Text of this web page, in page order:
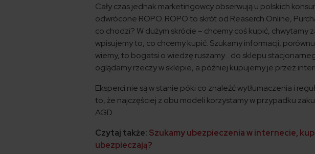
Cały czas jednak marketingowcy obserwują u polskich
odwrócone ROPO. ROPO to skrót od Reaserch Online,
co chodzi? W dużym skrócie – chcemy coś kupić,
wpisujemy to, co chcemy kupić. Szukamy informacji,
wiemy, to bogatsi o wiedzę ruszamy… do sklepu
oglądamy rzeczy w sklepie, a później kupujemy je przez
Eksperci nie są w stanie póki co znaleźć wytłumaczenia i
to, że najczęściej z obu modeli korzystamy w przypadku
AGD.
Czytaj także: Szukamy ubezpieczenia w internecie,
ubezpieczają?